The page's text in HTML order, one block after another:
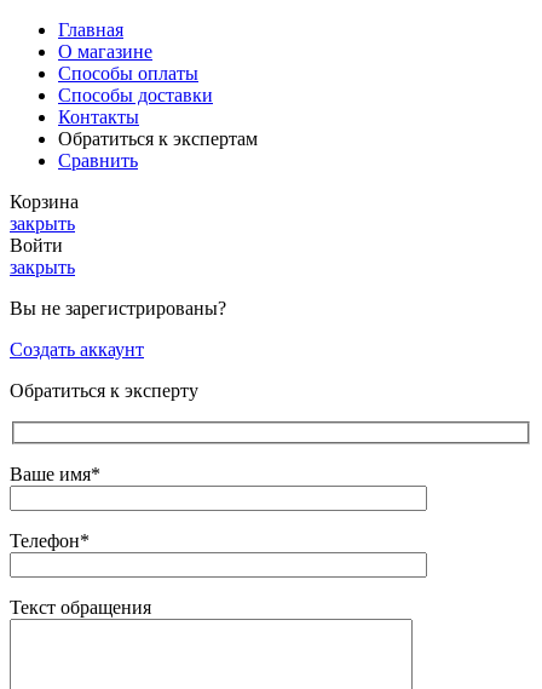
Главная
О магазине
Способы оплаты
Способы доставки
Контакты
Обратиться к экспертам
Сравнить
Корзина
закрыть
Войти
закрыть
Вы не зарегистрированы?
Создать аккаунт
Обратиться к эксперту
Ваше имя*
Телефон*
Текст обращения